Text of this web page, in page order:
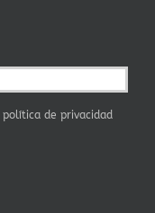
política de privacidad